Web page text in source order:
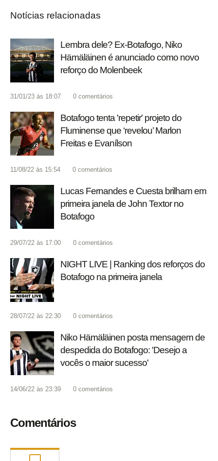
Notícias relacionadas
Lembra dele? Ex-Botafogo, Niko
Hämäläinen é anunciado como novo
reforço do Molenbeek
31/01/23 às 18:07 0 comentários
Botafogo tenta 'repetir' projeto do
Fluminense que ‘revelou’ Marlon
Freitas e Evanílson
11/08/22 às 15:54 0 comentários
Lucas Fernandes e Cuesta brilham em
primeira janela de John Textor no
Botafogo
29/07/22 às 17:00 0 comentários
NIGHT LIVE | Ranking dos reforços do
Botafogo na primeira janela
28/07/22 às 22:30 0 comentários
Niko Hämäläinen posta mensagem de
despedida do Botafogo: 'Desejo a
vocês o maior sucesso'
14/06/22 às 23:39 0 comentários
Comentários